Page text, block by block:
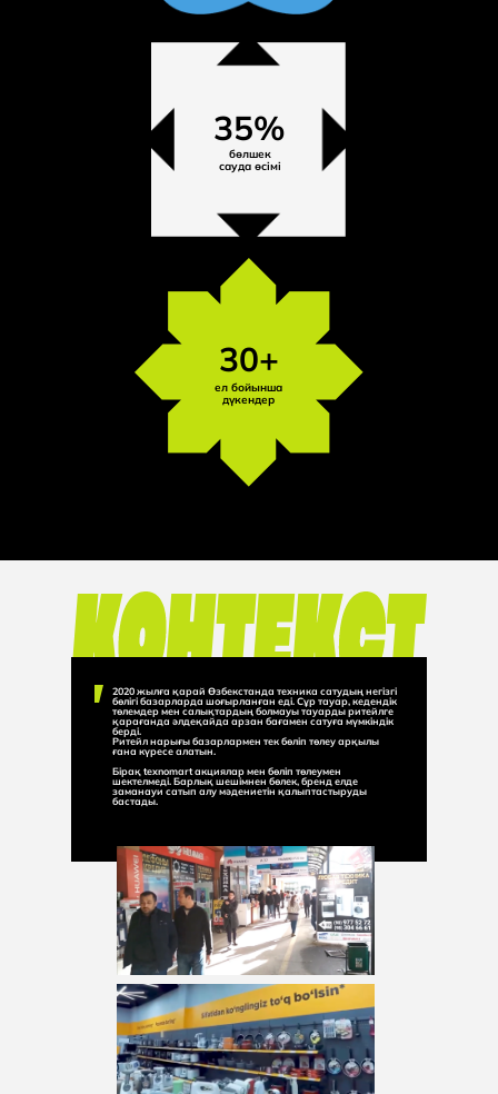
бөлшек
сауда өсімі
35%
ел бойынша
дүкендер
30+
2020 жылға қарай Өзбекстанда техника сатудың негізгі
бөлігі базарларда шоғырланған еді. Сұр тауар, кедендік
төлемдер мен салықтардың болмауы тауарды ритейлге
қарағанда әлдеқайда арзан бағамен сатуға мүмкіндік
берді.
Ритейл нарығы базарлармен тек бөліп төлеу арқылы
ғана күресе алатын.
Бірақ texnomart акциялар мен бөліп төлеумен
шектелмеді. Барлық шешімнен бөлек, бренд елде
заманауи сатып алу мәдениетін қалыптастыруды
бастады.